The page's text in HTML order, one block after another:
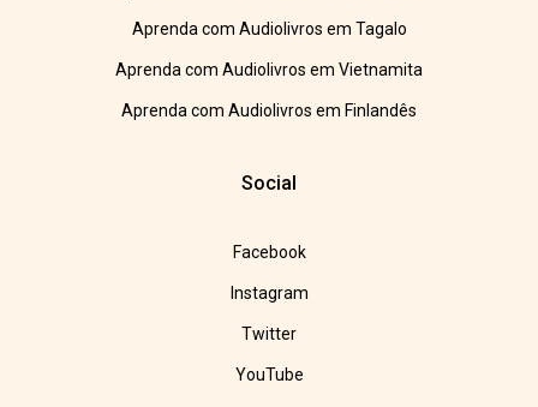
Aprenda com Audiolivros em Tagalo
Aprenda com Audiolivros em Vietnamita
Aprenda com Audiolivros em Finlandês
Social
Facebook
Instagram
Twitter
YouTube